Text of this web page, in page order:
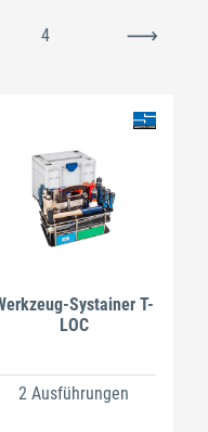
4
Systainer T-
LOC
2 Ausführungen